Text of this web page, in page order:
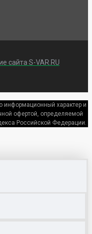
сайта S-VAR.RU
информационный характер и
офертой, определяемой
Российской Федерации.